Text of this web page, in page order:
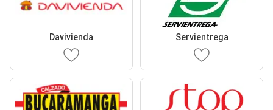
Davivienda Servientrega